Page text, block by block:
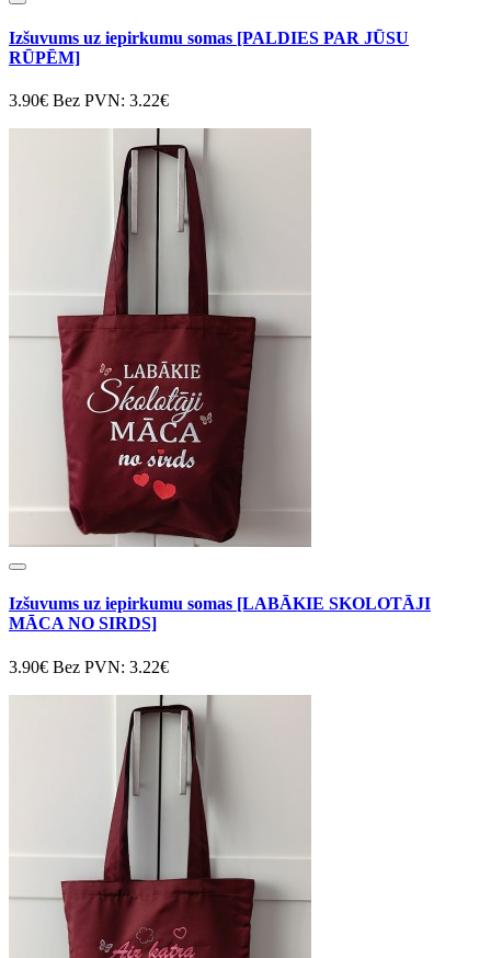
Izšuvums uz iepirkumu somas [PALDIES PAR JŪSU
RŪPĒM]
3.90€ Bez PVN: 3.22€
Izšuvums uz iepirkumu somas [LABĀKIE SKOLOTĀJI
MĀCA NO SIRDS]
3.90€ Bez PVN: 3.22€